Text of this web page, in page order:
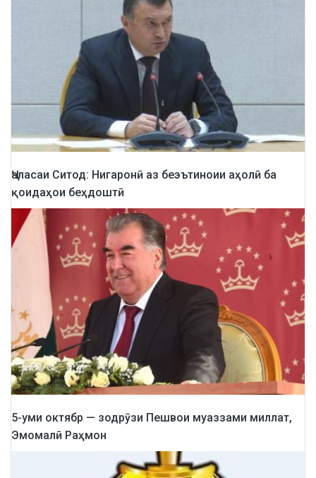
Ҷаласаи Ситод: Нигаронӣ аз беэътиноии аҳолӣ ба
қоидаҳои беҳдоштӣ
5-уми октябр — зодрӯзи Пешвои муаззами миллат,
Эмомалӣ Раҳмон